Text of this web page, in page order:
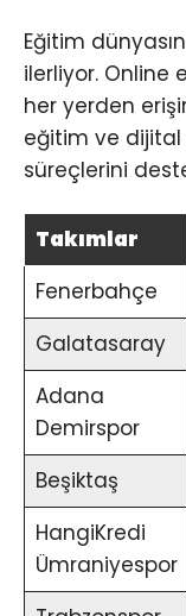
Eğitim
ilerliyor. Online
her yerden
eğitim ve dijital
süreçlerini
Takımlar
Fenerbahçe
Galatasaray
Adana
Demirspor
Beşiktaş
HangiKredi
Ümraniyespor